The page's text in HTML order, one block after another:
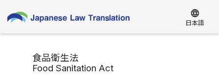
language
日本語
食品衛生法
Food Sanitation Act